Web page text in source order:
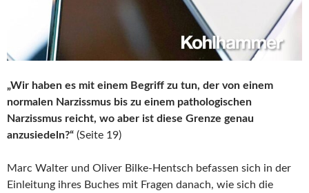
„Wir haben es mit einem Begriff zu tun, der von einem
normalen Narzissmus bis zu einem pathologischen
Narzissmus reicht, wo aber ist diese Grenze genau
anzusiedeln?“ (Seite 19)
Marc Walter und Oliver Bilke-Hentsch befassen sich in der
Einleitung ihres Buches mit Fragen danach, wie sich die